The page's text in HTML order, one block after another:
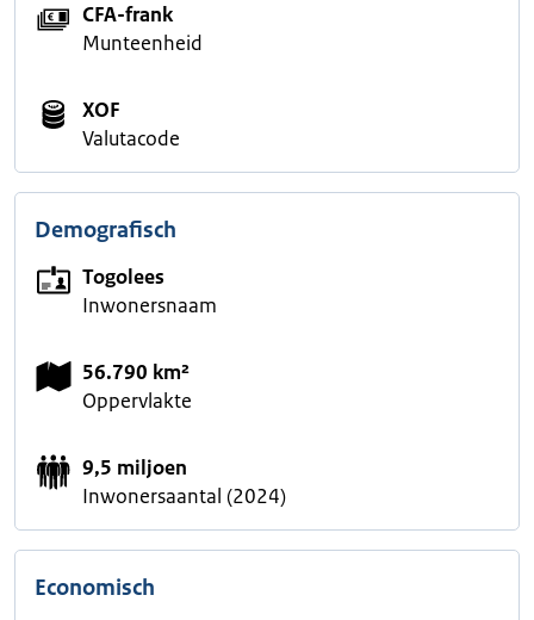
CFA-frank
Munteenheid
XOF
Valutacode
Demografisch
Togolees
Inwonersnaam
56.790 km²
Oppervlakte
9,5 miljoen
Inwonersaantal (2024)
Economisch